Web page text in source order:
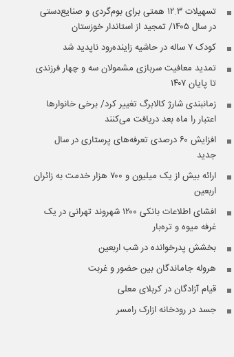
تسهیلات ۱۲.۳ همتی برای بوم‌گردی و صنایع‌دستی
در سال ۱۴۰۵/ تمجید از استاندار خوزستان
کودک ۷ ساله در حاشیه زاینده‌رود ناپدید شد
تمدید معافیت سربازی مشمولان سه و چهار فرزندی
تا پایان ۱۴۰۷
زمانبندی شارژ کالابرگ تغییر کرد/ برخی خانوارها
اعتبار را ماه بعد دریافت می‌کنند
افزایش ۶۰ درصدی تعرفه‌های پرستاری در سال
جدید
ارائه بیش از یک میلیون و ۷۰۰ هزار خدمت به زائران
اربعین
افشای اطلاعات بانکی ۱۲۰۰ شهروند تهرانی در یک
غرفه میوه و تره‌بار
بخشش پدرخوانده در شب اربعین
هروله جاماندگان بین حضور و غربت
قیام آزادگان در کربلای معلی
جسد در رودخانه ازارک رامسر